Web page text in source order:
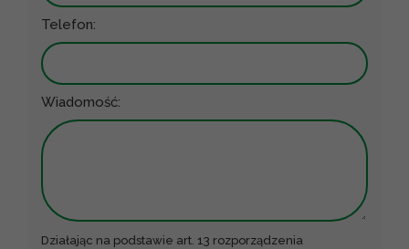
Telefon:
Wiadomość:
Działając na podstawie art. 13 rozporządzenia